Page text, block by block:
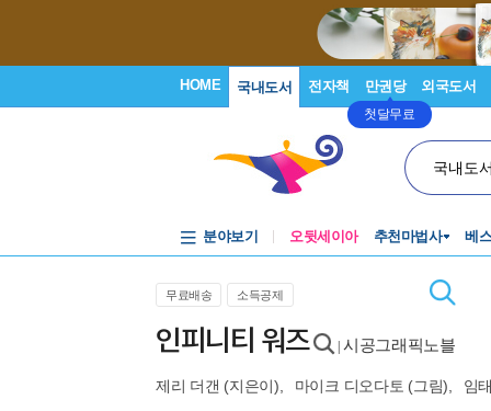
HOME 국내도서 전자책 만권당
첫달무료
외국도서
국내도
분야보기 오뒷세이아 추천마법사 베
무료배송 소득공제
인피니티 워즈 시공그래픽노블
제리 더갠 (지은이), 마이크 디오다토 (그림), 임